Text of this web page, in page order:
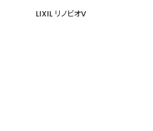
LIXIL リノビオV